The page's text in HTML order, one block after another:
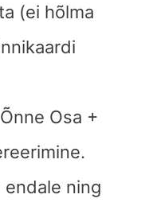
(ei hõlma
Osa +
endale ning